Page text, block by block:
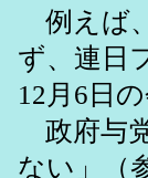
例えば
ず、連日
12月6日
政府与
ない」（